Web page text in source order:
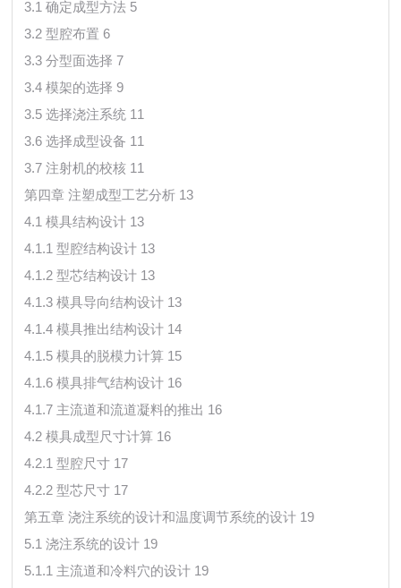
3.1 确定成型方法 5
3.2 型腔布置 6
3.3 分型面选择 7
3.4 模架的选择 9
3.5 选择浇注系统 11
3.6 选择成型设备 11
3.7 注射机的校核 11
第四章 注塑成型工艺分析 13
4.1 模具结构设计 13
4.1.1 型腔结构设计 13
4.1.2 型芯结构设计 13
4.1.3 模具导向结构设计 13
4.1.4 模具推出结构设计 14
4.1.5 模具的脱模力计算 15
4.1.6 模具排气结构设计 16
4.1.7 主流道和流道凝料的推出 16
4.2 模具成型尺寸计算 16
4.2.1 型腔尺寸 17
4.2.2 型芯尺寸 17
第五章 浇注系统的设计和温度调节系统的设计 19
5.1 浇注系统的设计 19
5.1.1 主流道和冷料穴的设计 19